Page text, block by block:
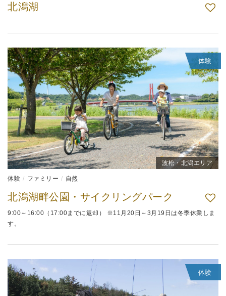
北潟湖
体験
波松・北潟エリア
体験 ファミリー 自然
北潟湖畔公園・サイクリングパーク
9:00～16:00（17:00までに返却） ※11月20日～3月19日は冬季休業しま
す。
体験